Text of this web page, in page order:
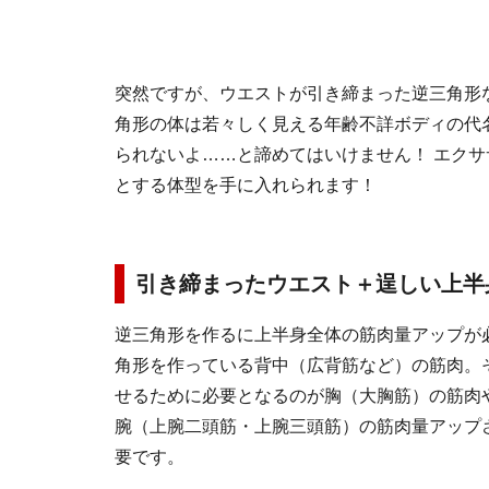
突然ですが、ウエストが引き締まった逆三角
角形の体は若々しく見える年齢不詳ボディの
られないよ……と諦めてはいけません！ エクサ
とする体型を手に入れられます！
引き締まったウエスト＋逞しい上
逆三角形を作るに上半身全体の筋肉量アップ
角形を作っている背中（広背筋など）の筋肉
せるために必要となるのが胸（大胸筋）の筋
腕（上腕二頭筋・上腕三頭筋）の筋肉量アッ
要です。